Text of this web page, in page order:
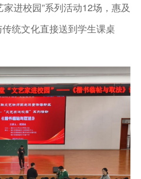
进校园”系列活动12场，惠及
统文化直接送到学生课桌